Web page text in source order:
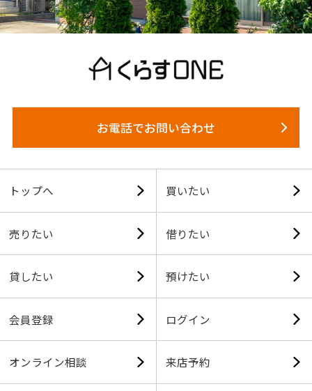
お電話でお問い合わせ
トップへ 買いたい
売りたい 借りたい
貸したい 預けたい
会員登録 ログイン
オンライン相談 来店予約